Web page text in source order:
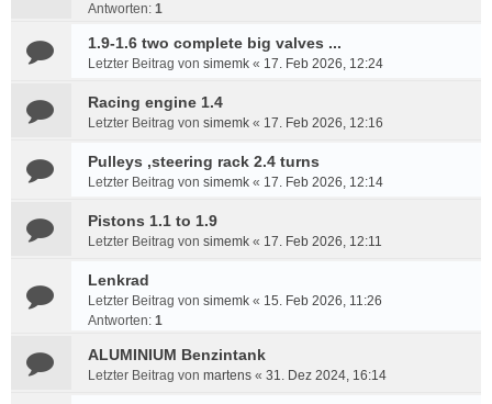
Antworten: 1
1.9-1.6 two complete big valves ...
Letzter Beitrag von simemk « 17. Feb 2026, 12:24
Racing engine 1.4
Letzter Beitrag von simemk « 17. Feb 2026, 12:16
Pulleys ,steering rack 2.4 turns
Letzter Beitrag von simemk « 17. Feb 2026, 12:14
Pistons 1.1 to 1.9
Letzter Beitrag von simemk « 17. Feb 2026, 12:11
Lenkrad
Letzter Beitrag von simemk « 15. Feb 2026, 11:26
Antworten: 1
ALUMINIUM Benzintank
Letzter Beitrag von martens « 31. Dez 2024, 16:14